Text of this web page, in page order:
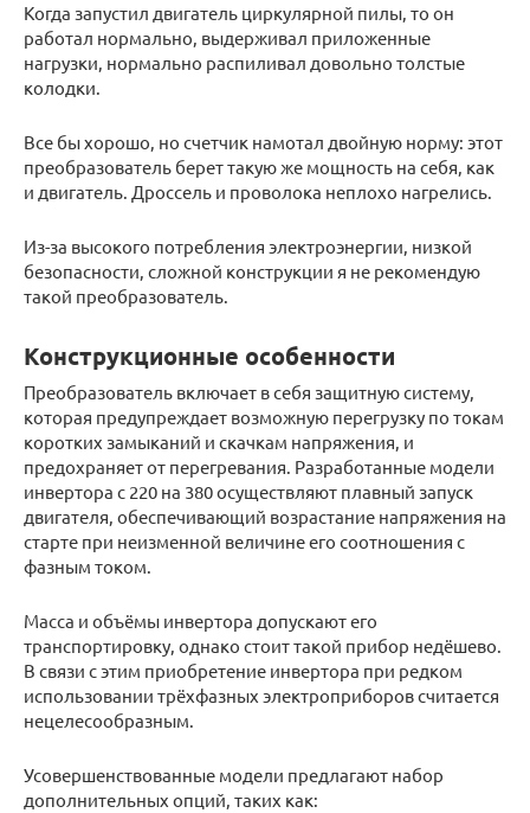
Когда запустил двигатель циркулярной пилы, то он
работал нормально, выдерживал приложенные
нагрузки, нормально распиливал довольно толстые
колодки.
Все бы хорошо, но счетчик намотал двойную норму: этот
преобразователь берет такую же мощность на себя, как
и двигатель. Дроссель и проволока неплохо нагрелись.
Из-за высокого потребления электроэнергии, низкой
безопасности, сложной конструкции я не рекомендую
такой преобразователь.
Конструкционные особенности
Преобразователь включает в себя защитную систему,
которая предупреждает возможную перегрузку по токам
коротких замыканий и скачкам напряжения, и
предохраняет от перегревания. Разработанные модели
инвертора с 220 на 380 осуществляют плавный запуск
двигателя, обеспечивающий возрастание напряжения на
старте при неизменной величине его соотношения с
фазным током.
Масса и объёмы инвертора допускают его
транспортировку, однако стоит такой прибор недёшево.
В связи с этим приобретение инвертора при редком
использовании трёхфазных электроприборов считается
нецелесообразным.
Усовершенствованные модели предлагают набор
дополнительных опций, таких как: